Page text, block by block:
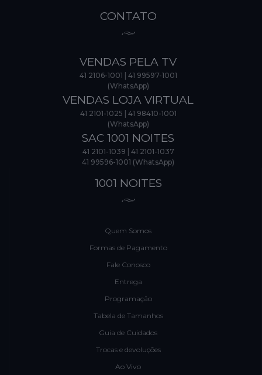
CONTATO
VENDAS PELA TV
41 2106-1001
41 99597-1001
(WhatsApp)
VENDAS LOJA VIRTUAL
41 2101-1025
41 98410-1001
(WhatsApp)
SAC 1001 NOITES
41 2101-1039
41 2101-1037
41 99596-1001 (WhatsApp)
1001 NOITES
Quem Somos
Formas de Pagamento
Fale Conosco
Entrega
Programação
Tabela de Tamanhos
Guia de Cuidados
Trocas e devoluções
Ao Vivo